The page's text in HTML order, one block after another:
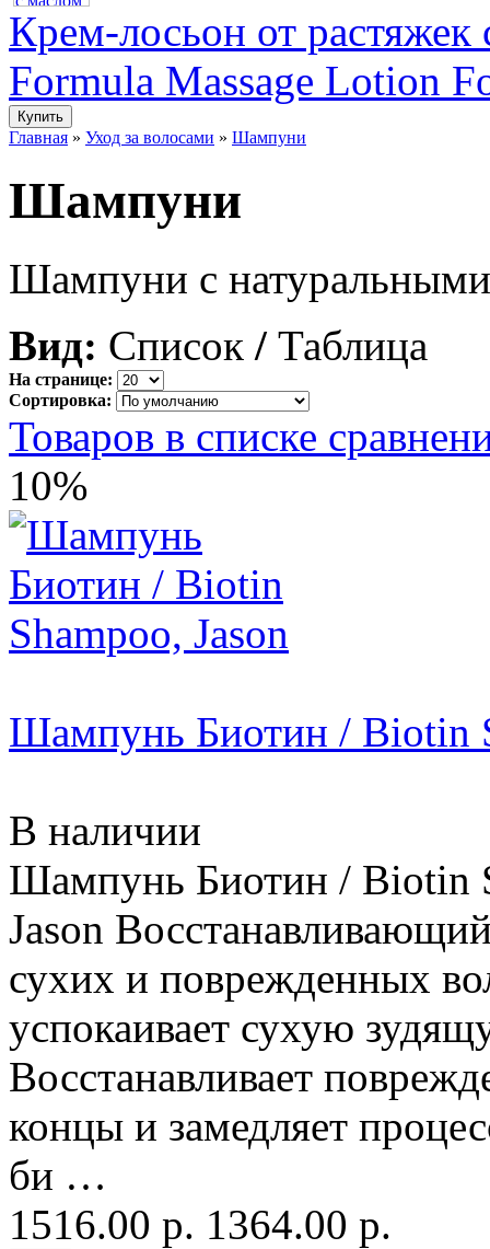
Крем-лосьон от
Formula Massage Lotion
Главная » Уход за волосами » Шампуни
Шампуни
Шампуни с
Вид: Список / Таблица
На странице:
Сортировка:
Товаров в списке
10%
Шампунь Биотин / Biotin
В наличии
Шампунь Биотин / Biotin
Jason
сухих и поврежденных
успокаивает сухую
Восстанавливает
концы и замедляет
би …
1516.00 р. 1364.00 р.